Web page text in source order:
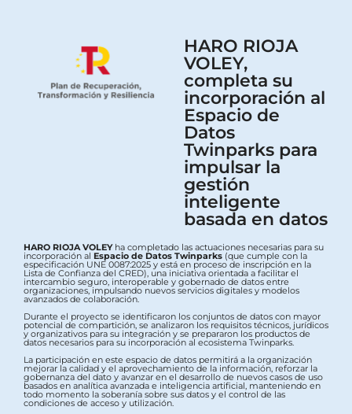
HARO RIOJA
VOLEY,
completa su
incorporación al
Espacio de
Datos
Twinparks para
impulsar la
gestión
inteligente
basada en datos
HARO RIOJA VOLEYha completado las actuaciones necesarias para su
incorporación al Espacio de Datos Twinparks (que cumple con la
especificación UNE 0087:2025 y está en proceso de inscripción en la
Lista de Confianza del CRED), una iniciativa orientada a facilitar el
intercambio seguro, interoperable y gobernado de datos entre
organizaciones, impulsando nuevos servicios digitales y modelos
avanzados de colaboración.
Durante el proyecto se identificaron los conjuntos de datos con mayor
potencial de compartición, se analizaron los requisitos técnicos, jurídicos
y organizativos para su integración y se prepararon los productos de
datos necesarios para su incorporación al ecosistema Twinparks.
La participación en este espacio de datos permitirá a la organización
mejorar la calidad y el aprovechamiento de la información, reforzar la
gobernanza del dato y avanzar en el desarrollo de nuevos casos de uso
basados en analítica avanzada e inteligencia artificial, manteniendo en
todo momento la soberanía sobre sus datos y el control de las
condiciones de acceso y utilización.